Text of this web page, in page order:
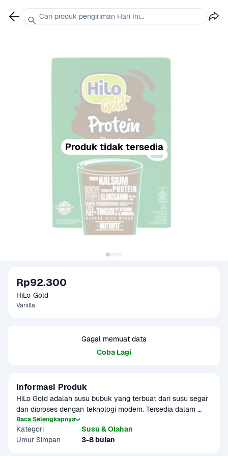
Produk tidak tersedia
Rp92.300
HiLo Gold
Vanilla
Gagal memuat data
Coba Lagi
Informasi Produk
HiLo Gold adalah susu bubuk yang terbuat dari susu segar
dan diproses dengan teknologi modern. Tersedia dalam
berbagai varian rasa yang lezat cocok sebagai minuman
sehat di rumah.
Baca Selengkapnya
Kategori
Susu & Olahan
Umur Simpan
3-8 bulan
Cari produk pengiriman Hari Ini...